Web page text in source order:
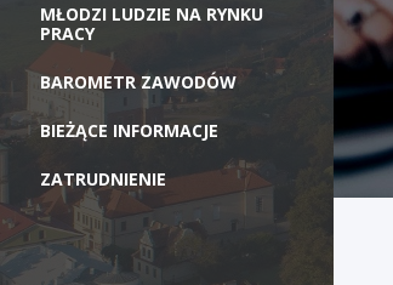
MŁODZI LUDZIE NA RYNKU
PRACY
BAROMETR ZAWODÓW
BIEŻĄCE INFORMACJE
ZATRUDNIENIE